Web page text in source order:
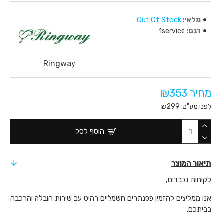
מלאי: Out Of Stock
דגם: 1service
Ringway
מחיר ₪353
לפני מע"מ: ₪299
הוסף לסל
תיאור המוצר
לקוחות נכבדים,
אנו ממליצים להזמין פסנתרים חשמליים רהיט עם שירות הובלה והרכבה
בביתכם.